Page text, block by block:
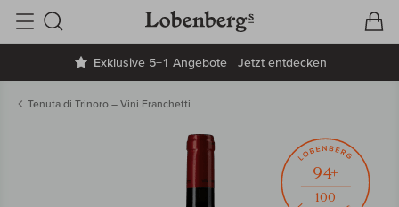
Exklusive 5+1 Angebote Jetzt entdecken
Suche
Tenuta di Trinoro – Vini Franchetti
94+
100